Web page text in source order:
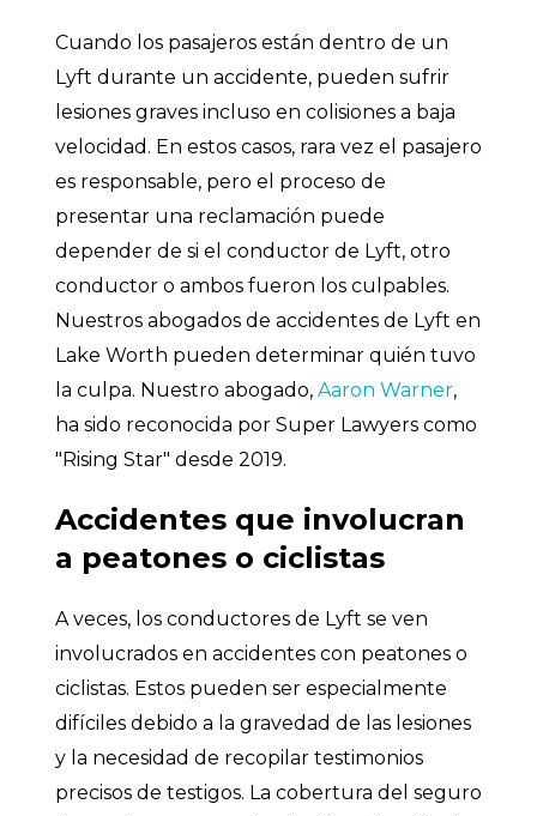
Cuando los pasajeros están dentro de un
Lyft durante un accidente, pueden sufrir
lesiones graves incluso en colisiones a baja
velocidad. En estos casos, rara vez el pasajero
es responsable, pero el proceso de
presentar una reclamación puede
depender de si el conductor de Lyft, otro
conductor o ambos fueron los culpables.
Nuestros abogados de accidentes de Lyft en
Lake Worth pueden determinar quién tuvo
la culpa. Nuestro abogado, Aaron Warner,
ha sido reconocida por Super Lawyers como
"Rising Star" desde 2019.
Accidentes que involucran
a peatones o ciclistas
A veces, los conductores de Lyft se ven
involucrados en accidentes con peatones o
ciclistas. Estos pueden ser especialmente
difíciles debido a la gravedad de las lesiones
y la necesidad de recopilar testimonios
precisos de testigos. La cobertura del seguro